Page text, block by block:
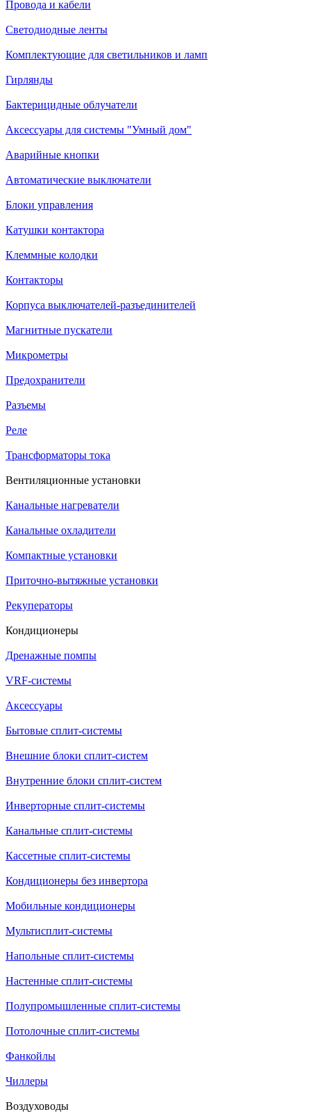
Провода и кабели
Светодиодные ленты
Комплектующие для светильников и ламп
Гирлянды
Бактерицидные облучатели
Аксессуары для системы "Умный дом"
Аварийные кнопки
Автоматические выключатели
Блоки управления
Катушки контактора
Клеммные колодки
Контакторы
Корпуса выключателей-разъединителей
Магнитные пускатели
Микрометры
Предохранители
Разъемы
Реле
Трансформаторы тока
Вентиляционные установки
Канальные нагреватели
Канальные охладители
Компактные установки
Приточно-вытяжные установки
Рекуператоры
Кондиционеры
Дренажные помпы
VRF-системы
Аксессуары
Бытовые сплит-системы
Внешние блоки сплит-систем
Внутренние блоки сплит-систем
Инверторные сплит-системы
Канальные сплит-системы
Кассетные сплит-системы
Кондиционеры без инвертора
Мобильные кондиционеры
Мультисплит-системы
Напольные сплит-системы
Настенные сплит-системы
Полупромышленные сплит-системы
Потолочные сплит-системы
Фанкойлы
Чиллеры
Воздуховоды